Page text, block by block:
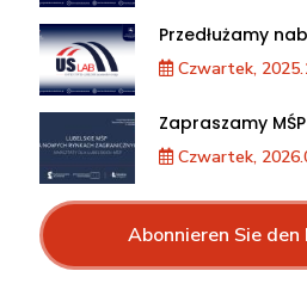
Przedłużamy
akceleracji
Czwartek,
Zapraszamy
lubelskiego na
MŚP na nowych
Czwartek,
Abonnieren Sie